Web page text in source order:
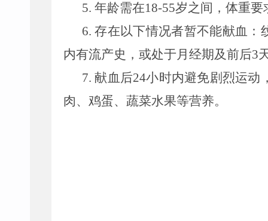
5. 年龄需在18-55岁之间，体重要
6.存在以下情况者暂不能献血：
内有流产史，或处于月经期及前后3
7.献血后24小时内避免剧烈运动
肉、鸡蛋、蔬菜水果等营养。